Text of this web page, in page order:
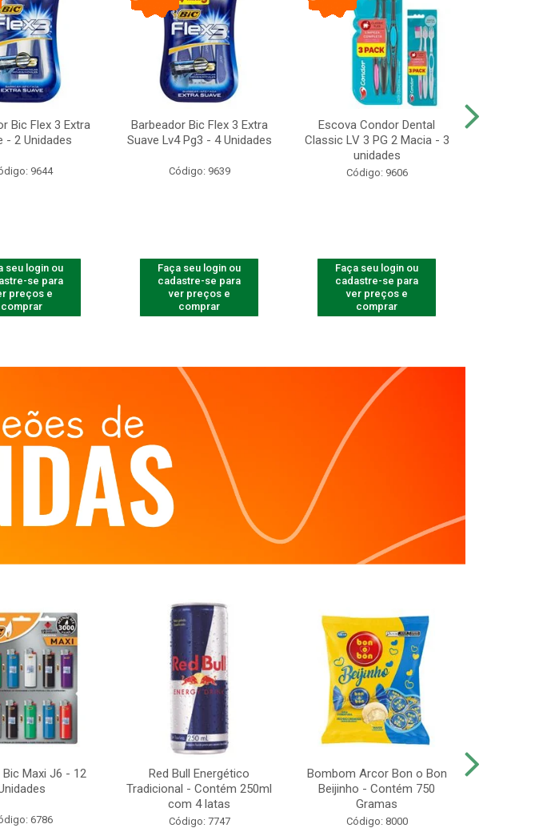
Bic Flex 3 Extra
- 2 Unidades
9644
seu login ou
se para
preços e
comprar
Barbeador Bic Flex 3 Extra
Suave Lv4 Pg3 - 4 Unidades
Código: 9639
Faça seu login ou
cadastre-se para
ver preços e
comprar
Escova Condor Dental
Classic LV 3 PG 2 Macia - 3
unidades
Código: 9606
Faça seu login ou
cadastre-se para
ver preços e
comprar
Maxi J6 - 12
6786
Red Bull Energético
Tradicional - Contém 250ml
com 4 latas
Código: 7747
Bombom Arcor Bon o Bon
Beijinho - Contém 750
Gramas
Código: 8000